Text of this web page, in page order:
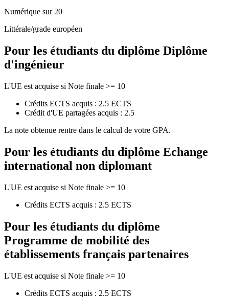
Numérique sur 20
Littérale/grade européen
Pour les étudiants du diplôme Diplôme
d'ingénieur
L'UE est acquise si Note finale >= 10
Crédits ECTS acquis : 2.5 ECTS
Crédit d'UE partagées acquis : 2.5
La note obtenue rentre dans le calcul de votre GPA.
Pour les étudiants du diplôme Echange
international non diplomant
L'UE est acquise si Note finale >= 10
Crédits ECTS acquis : 2.5 ECTS
Pour les étudiants du diplôme
Programme de mobilité des
établissements français partenaires
L'UE est acquise si Note finale >= 10
Crédits ECTS acquis : 2.5 ECTS